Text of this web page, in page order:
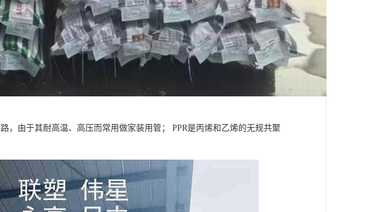
，由于其耐高温、高压而常用做家装用管； PPR是丙烯和乙烯的无规共聚